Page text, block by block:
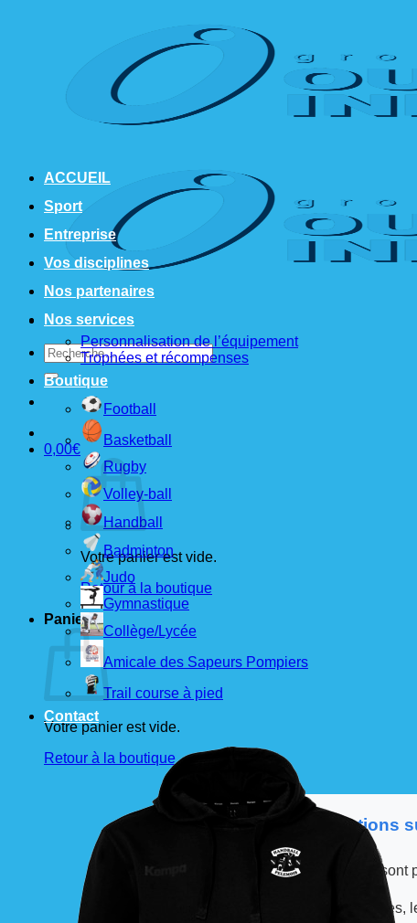
Recherche
pour :
0,00€
Votre panier est vide.
Retour à la boutique
Panier
Votre panier est vide.
Retour à la boutique
📦 Informations
Les commandes sont
À partir de ces dates,
ACCUEIL
Sport
Entreprise
Vos disciplines
Nos partenaires
Nos services
Personnalisation de l’équipement
Trophées et récompenses
Boutique
Football
Basketball
Rugby
Volley-ball
Handball
Badminton
Judo
Gymnastique
Collège/Lycée
Amicale des Sapeurs Pompiers
Trail course à pied
Contact